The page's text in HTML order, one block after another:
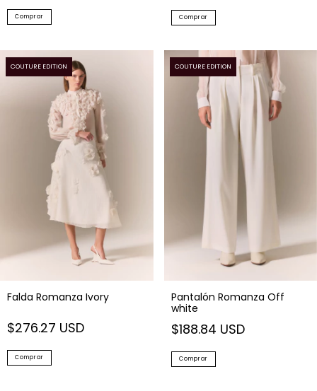
Comprar Comprar
COUTURE EDITION
Falda Romanza Ivory
$276.27 USD
Comprar
COUTURE EDITION
Pantalón Romanza Off
white
$188.84 USD
Comprar